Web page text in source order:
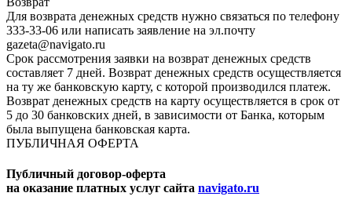
Для возврата денежных средств нужно связаться по телефону
333-33-06 или написать заявление на эл.почту
gazeta@navigato.ru
Срок рассмотрения заявки на возврат денежных средств
составляет 7 дней. Возврат денежных средств осуществляется
на ту же банковскую карту, с которой производился платеж.
Возврат денежных средств на карту осуществляется в срок от
5 до 30 банковских дней, в зависимости от Банка, которым
была выпущена банковская карта.
ПУБЛИЧНАЯ ОФЕРТА
Публичный договор-оферта
на оказание платных услуг сайта navigato.ru